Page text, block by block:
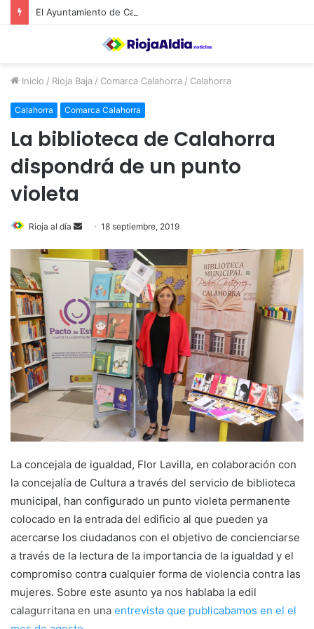
Inicio / Rioja Baja / Comarca Calahorra / Calahorra
Calahorra Comarca Calahorra
La biblioteca de Calahorra
dispondrá de un punto
violeta
Rioja al día
n
n
e
a
i
l
18 septiembre, 2019
La concejala de igualdad, Flor Lavilla, en colaboración con
la concejalía de Cultura a través del servicio de biblioteca
municipal, han configurado un punto violeta permanente
colocado en la entrada del edificio al que pueden ya
acercarse los ciudadanos con el objetivo de concienciarse
a través de la lectura de la importancia de la igualdad y el
compromiso contra cualquier forma de violencia contra las
mujeres. Sobre este asunto ya nos hablaba la edil
calagurritana en una entrevista que publicabamos en el el